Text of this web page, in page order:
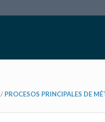
/ PROCESOS PRINCIPALES DE